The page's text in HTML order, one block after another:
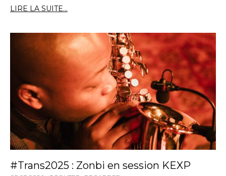
LIRE LA SUITE...
#Trans2025 : Zonbi en session KEXP